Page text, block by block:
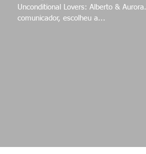
Unconditional Lovers: Alberto & Aurora. Ele, artista e
comunicador, escolheu a...